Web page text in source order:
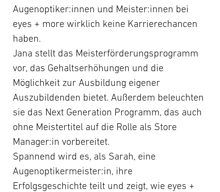
Augenoptiker:innen und Meister:innen bei
eyes + more wirklich keine Karrierechancen
haben.
Jana stellt das Meisterförderungsprogramm
vor, das Gehaltserhöhungen und die
Möglichkeit zur Ausbildung eigener
Auszubildenden bietet. Außerdem beleuchten
sie das Next Generation Programm, das auch
ohne Meistertitel auf die Rolle als Store
Manager:in vorbereitet.
Spannend wird es, als Sarah, eine
Augenoptikermeister:in, ihre
Erfolgsgeschichte teilt und zeigt, wie eyes +